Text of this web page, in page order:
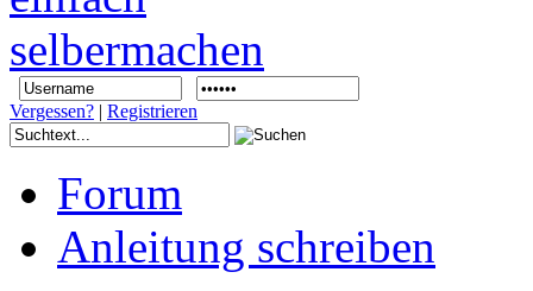
Vergessen? | Registrieren
Forum
Anleitung schreiben